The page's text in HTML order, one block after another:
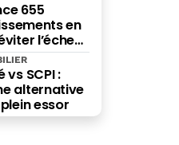
655
en
l’échec
échelle ?
SCPI :
alternative
essor